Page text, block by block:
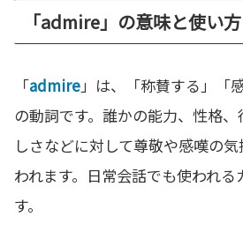
「admire」の意味と使い方
「admire」は、「称賛する」「
の動詞です。誰かの能力、性格
しさなどに対して尊敬や感嘆の
われます。日常会話でも使われ
す。